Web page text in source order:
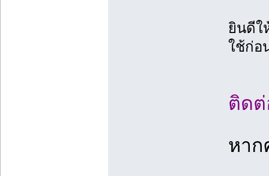
ยินดีใ
ใช้ก่อ
ติด
หาก